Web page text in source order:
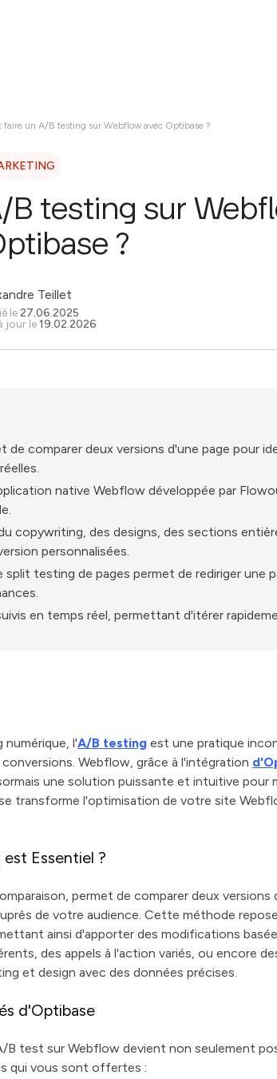
faire un A/B testing sur Webflow avec Optibase ?
B testing sur
?
Teillet
le 27.06.2025
jour le19.02.2026
de comparer deux versions d'une page pour
native Webflow développée par
copywriting, des designs, des sections
personnalisées.
testing de pages permet de rediriger une
en temps réel, permettant d'itérer
numérique, l'A/B testing est une pratique
Webflow, grâce à l'intégration
une solution puissante et intuitive
transforme l'optimisation de votre site
Essentiel ?
permet de comparer deux
de votre audience. Cette méthode
ainsi d'apporter des modifications
des appels à l'action variés, ou encore
et design avec des données précises.
d'Optibase
B test sur Webflow devient non seulement
qui vous sont offertes :